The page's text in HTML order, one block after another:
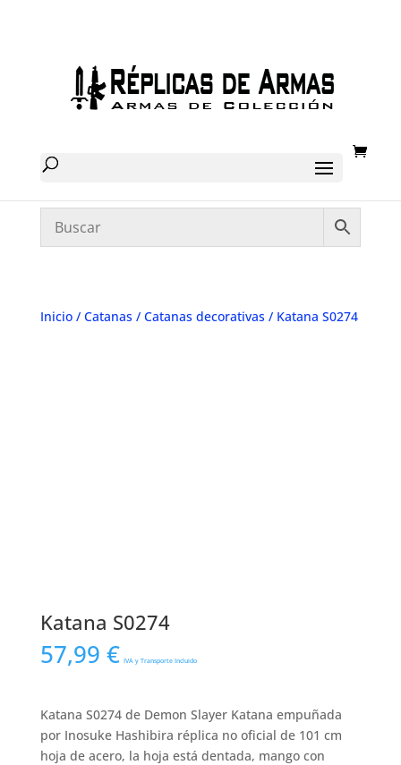
Inicio/ Catanas/ Catanas decorativas/ Katana S0274
Katana S0274
57,99 € IVA y Transporte Incluido
Katana S0274 de Demon Slayer Katana empuñada
por Inosuke Hashibira réplica no oficial de 101 cm
hoja de acero, la hoja está dentada, mango con